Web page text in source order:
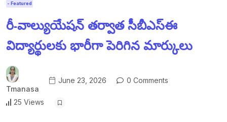
- Featured
రీ-వాల్యుయేషన్ తర్వాత సీబీఎస్ఈ
విద్యార్థులకు భారీగా పెరిగిన మార్కులు
Tmanasa
June 23, 2026 0 Comments
25 Views